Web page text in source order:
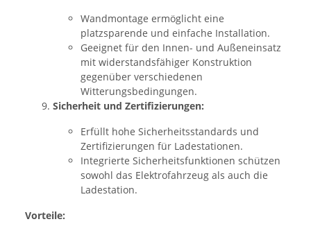
Wandmontage ermöglicht eine
platzsparende und einfache Installation.
Geeignet für den Innen- und Außeneinsatz
mit widerstandsfähiger Konstruktion
gegenüber verschiedenen
Witterungsbedingungen.
Sicherheit und Zertifizierungen:
Erfüllt hohe Sicherheitsstandards und
Zertifizierungen für Ladestationen.
Integrierte Sicherheitsfunktionen schützen
sowohl das Elektrofahrzeug als auch die
Ladestation.
Vorteile: